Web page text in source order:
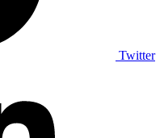
Twitter